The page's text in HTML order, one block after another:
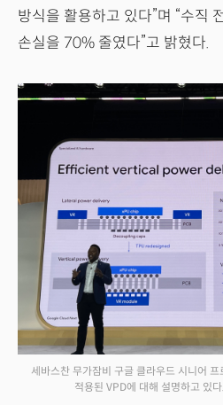
방식을 활용하고 있다”며 “수직
손실을 70% 줄였다”고 밝혔다.
세바스찬 무가잠비 구글 클라우드 시니어
적용된 VPD에 대해 설명하고 있다.